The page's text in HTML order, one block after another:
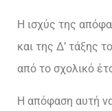
Η ισχύς της
και της Δ’ τάξης
από το σχολικό
Η απόφαση αυτή